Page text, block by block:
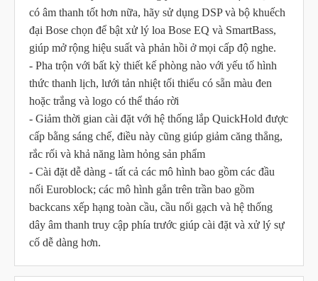
có âm thanh tốt hơn nữa, hãy sử dụng DSP và bộ khuếch
đại Bose chọn để bật xử lý loa Bose EQ và SmartBass,
giúp mở rộng hiệu suất và phản hồi ở mọi cấp độ nghe.
- Pha trộn với bất kỳ thiết kế phòng nào với yếu tố hình
thức thanh lịch, lưới tản nhiệt tối thiểu có sẵn màu đen
hoặc trắng và logo có thể tháo rời
- Giảm thời gian cài đặt với hệ thống lắp QuickHold được
cấp bằng sáng chế, điều này cũng giúp giảm căng thẳng,
rắc rối và khả năng làm hỏng sản phẩm
- Cài đặt dễ dàng - tất cả các mô hình bao gồm các đầu
nối Euroblock; các mô hình gắn trên trần bao gồm
backcans xếp hạng toàn cầu, cầu nối gạch và hệ thống
dây âm thanh truy cập phía trước giúp cài đặt và xử lý sự
cố dễ dàng hơn.